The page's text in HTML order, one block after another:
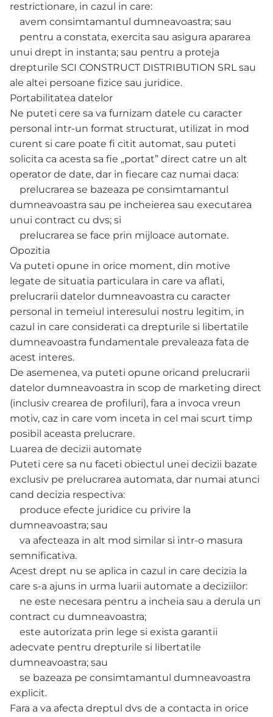
restrictionare, in cazul in care:
avem consimtamantul dumneavoastra; sau
pentru a constata, exercita sau asigura apararea
unui drept in instanta; sau pentru a proteja
drepturile SCI CONSTRUCT DISTRIBUTION SRL sau
ale altei persoane fizice sau juridice.
Portabilitatea datelor
Ne puteti cere sa va furnizam datele cu caracter
personal intr-un format structurat, utilizat in mod
curent si care poate fi citit automat, sau puteti
solicita ca acesta sa fie „portat” direct catre un alt
operator de date, dar in fiecare caz numai daca:
prelucrarea se bazeaza pe consimtamantul
dumneavoastra sau pe incheierea sau executarea
unui contract cu dvs; si
prelucrarea se face prin mijloace automate.
Opozitia
Va puteti opune in orice moment, din motive
legate de situatia particulara in care va aflati,
prelucrarii datelor dumneavoastra cu caracter
personal in temeiul interesului nostru legitim, in
cazul in care considerati ca drepturile si libertatile
dumneavoastra fundamentale prevaleaza fata de
acest interes.
De asemenea, va puteti opune oricand prelucrarii
datelor dumneavoastra in scop de marketing direct
(inclusiv crearea de profiluri), fara a invoca vreun
motiv, caz in care vom inceta in cel mai scurt timp
posibil aceasta prelucrare.
Luarea de decizii automate
Puteti cere sa nu faceti obiectul unei decizii bazate
exclusiv pe prelucrarea automata, dar numai atunci
cand decizia respectiva:
produce efecte juridice cu privire la
dumneavoastra; sau
va afecteaza in alt mod similar si intr-o masura
semnificativa.
Acest drept nu se aplica in cazul in care decizia la
care s-a ajuns in urma luarii automate a deciziilor:
ne este necesara pentru a incheia sau a derula un
contract cu dumneavoastra;
este autorizata prin lege si exista garantii
adecvate pentru drepturile si libertatile
dumneavoastra; sau
se bazeaza pe consimtamantul dumneavoastra
explicit.
Fara a va afecta dreptul dvs de a contacta in orice